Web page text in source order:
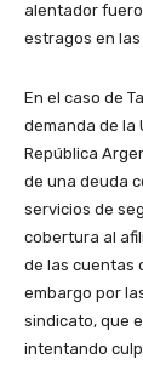
alentador
estragos en
En el caso de
demanda de la
República
de una deuda
servicios de
cobertura al
de las cuentas
embargo por
sindicato, que
intentando